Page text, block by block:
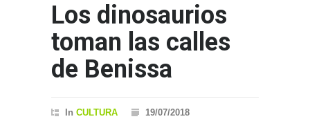
Los dinosaurios
toman las calles
de Benissa
In CULTURA
19/07/2018